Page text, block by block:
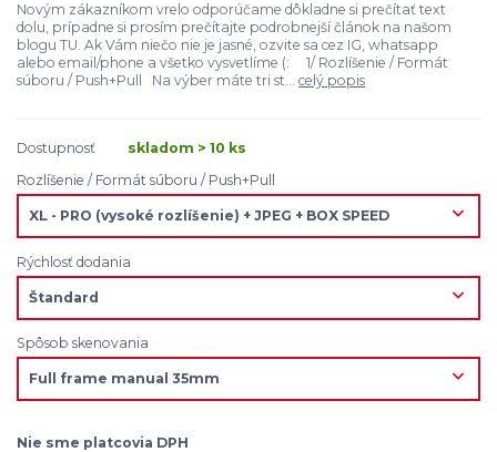
Novým zákazníkom vrelo odporúčame dôkladne si prečítať text
dolu, prípadne si prosím prečítajte podrobnejší článok na našom
blogu TU. Ak Vám niečo nie je jasné, ozvite sa cez IG, whatsapp
alebo email/phone a všetko vysvetlíme (: 1/ Rozlíšenie / Formát
súboru / Push+Pull Na výber máte tri st... celý popis
Dostupnosť
skladom > 10 ks
Rozlíšenie / Formát súboru / Push+Pull
Rýchlosť dodania
Spôsob skenovania
Nie sme platcovia DPH